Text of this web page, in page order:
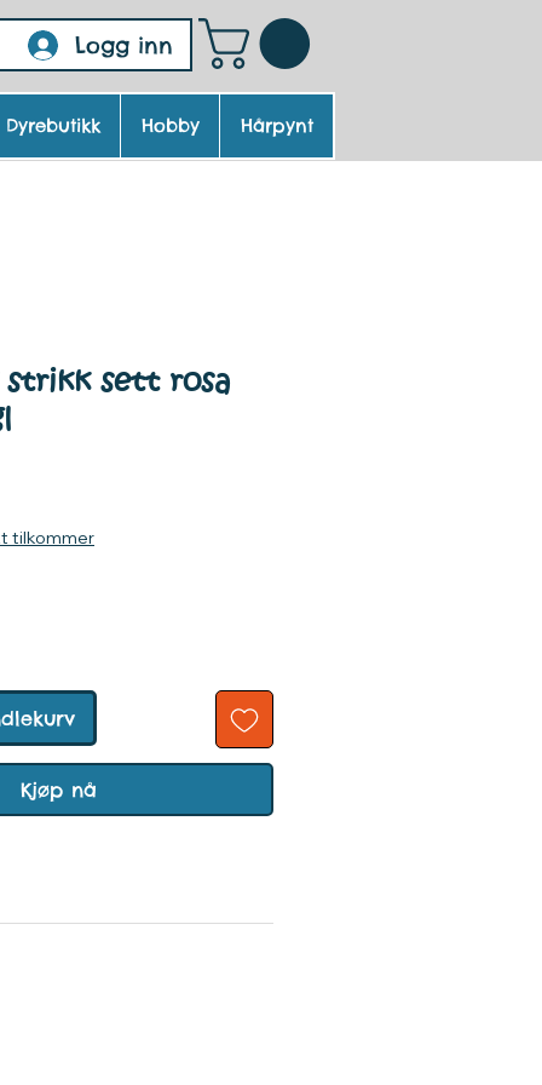
Logg inn
strikk sett rosa
tilkommer
Kjøp nå
Dyrebutikk Hobby Hårpynt